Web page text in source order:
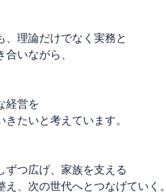
、理論だけでなく実務と
合いながら、
経営を
きたいと考えています。
ずつ広げ、家族を支える
え、次の世代へとつなげていく。